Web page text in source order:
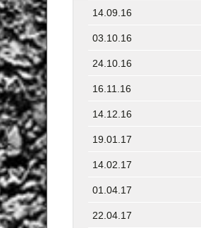
14.09.16
03.10.16
24.10.16
16.11.16
14.12.16
19.01.17
14.02.17
01.04.17
22.04.17